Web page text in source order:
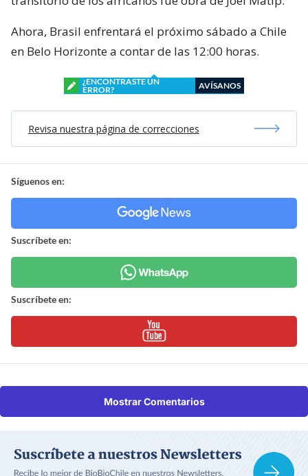
Ahora, Brasil enfrentará el próximo sábado a Chile
en Belo Horizonte a contar de las 12:00 horas.
¿ENCONTRASTE UN
ERROR?
AVÍSANOS
Revisa nuestra página de correcciones
Síguenos en:
Suscríbete en:
Suscríbete en:
Mostrar Comentarios